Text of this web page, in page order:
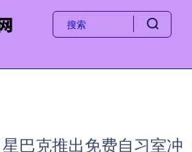
巴克推出免费自习室冲